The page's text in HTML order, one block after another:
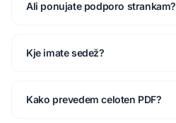
Ali ponujate podporo strankam?
Kje imate sedež?
Kako prevedem celoten PDF?